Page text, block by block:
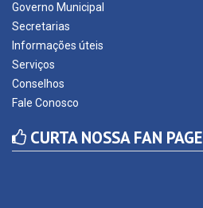
Governo Municipal
Secretarias
Informações úteis
Serviços
Conselhos
Fale Conosco
CURTA NOSSA FAN PAGE